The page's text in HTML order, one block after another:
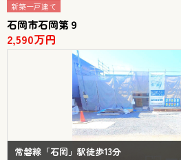
新築一戸建て
石岡市石岡第９
2,590万円
常磐線「石岡」駅徒歩13分